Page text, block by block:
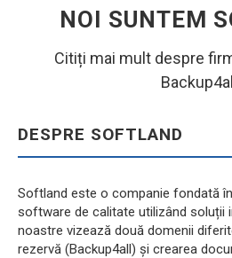
Citiți mai mult despre
DESPRE SOFTLAND
Softland este o companie fondată
software de calitate utilizând soluții
noastre vizează două domenii